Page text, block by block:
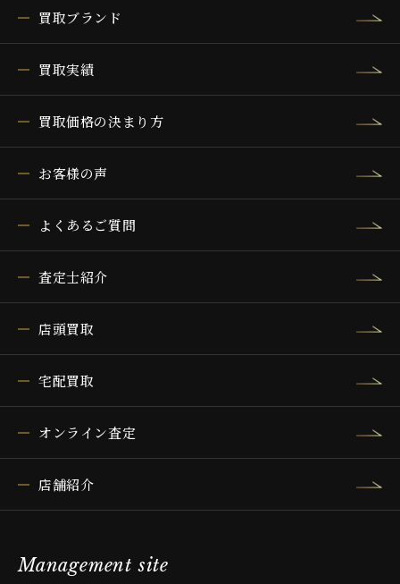
買取ブランド
買取実績
買取価格の決まり方
お客様の声
よくあるご質問
査定士紹介
店頭買取
宅配買取
オンライン査定
店舗紹介
Management site